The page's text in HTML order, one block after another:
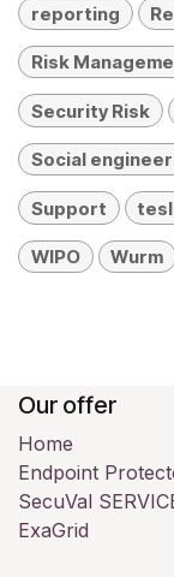
reporting
Risk
Security Risk
Social
Support
WIPO Wurm
Our offer
Home
Endpoint
SecuVal
ExaGrid